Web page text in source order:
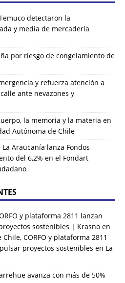
detectaron la
y media de mercadería
por riesgo de congelamiento de
y refuerza atención a
ante nevazones y
la memoria y la materia en
Autónoma de Chile
Araucanía lanza Fondos
del 6,2% en el Fondart
y plataforma 2811 lanzan
sostenibles | Krasno en
CORFO y plataforma 2811
proyectos sostenibles en La
avanza con más de 50%